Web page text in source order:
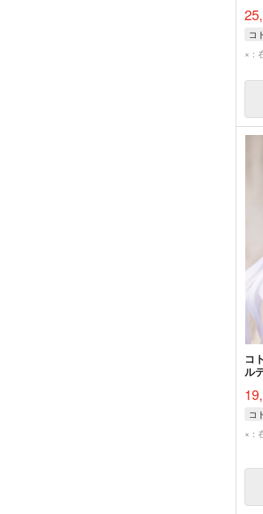
ん
コ
×：
コ
ル
コ
×：